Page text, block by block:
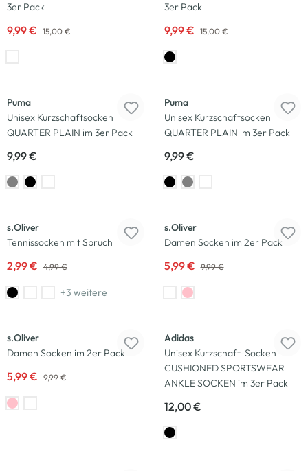
3er Pack
9,99 € 15,00 €
3er Pack
9,99 € 15,00 €
Puma
Unisex Kurzschaftsocken
QUARTER PLAIN im 3er Pack
9,99 €
Puma
Unisex Kurzschaftsocken
QUARTER PLAIN im 3er Pack
9,99 €
s.Oliver
Tennissocken mit Spruch
2,99 € 4,99 €
+3 weitere
s.Oliver
Damen Socken im 2er Pack
5,99 € 9,99 €
s.Oliver
Damen Socken im 2er Pack
5,99 € 9,99 €
Adidas
Unisex Kurzschaft-Socken
CUSHIONED SPORTSWEAR
ANKLE SOCKEN im 3er Pack
12,00 €